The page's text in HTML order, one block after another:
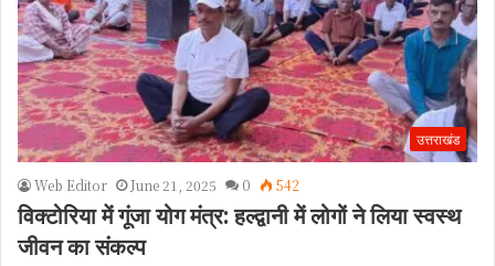
उत्तराखंड
Web Editor June 21, 2025 0 542
विक्टोरिया में गूंजा योग मंत्र: हल्द्वानी में लोगों ने लिया स्वस्थ
जीवन का संकल्प